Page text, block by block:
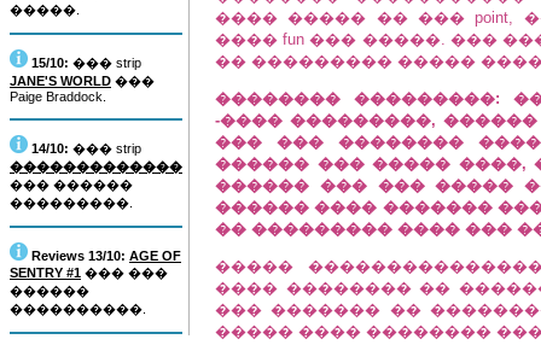
�����.
15/10: ��� strip
JANE'S WORLD ���
Paige Braddock.
14/10: ��� strip
�������������
��� ������
���������.
Reviews 13/10: AGE OF
SENTRY #1 ��� ���
������
����������.
���� ����� �� ��� point,
���� fun ��� �����. ���
�� ��������� ����� ������
�������� ���������:
-���� ���������,
��� ��� ��������
������ ��� ����� ����,
������ ��� ��� �����
������ ���� �������
�� ��������� ���� ���
�����
���� �������� ��
��� ������� ��
����� ���� ��������